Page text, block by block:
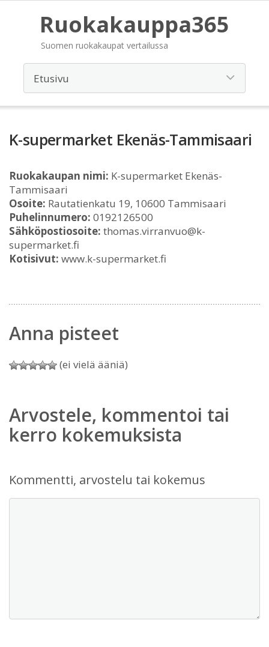
Ruokakauppa365
Suomen ruokakaupat vertailussa
K-supermarket Ekenäs-Tammisaari
Ruokakaupan nimi: K-supermarket Ekenäs-
Tammisaari
Osoite: Rautatienkatu 19, 10600 Tammisaari
Puhelinnumero: 0192126500
Sähköpostiosoite: thomas.virranvuo@k-
supermarket.fi
Kotisivut: www.k-supermarket.fi
Anna pisteet
(ei vielä ääniä)
Arvostele, kommentoi tai
kerro kokemuksista
Kommentti, arvostelu tai kokemus